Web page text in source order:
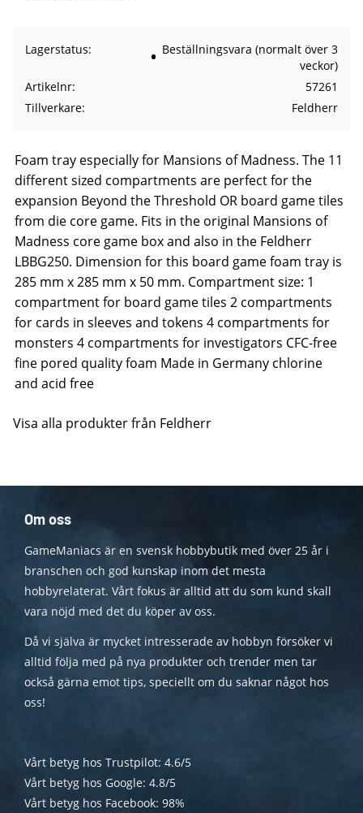
Lagerstatus
Beställningsvara (normalt över 3
veckor)
Artikelnr
57261
Tillverkare
Feldherr
Foam tray especially for Mansions of Madness. The 11
different sized compartments are perfect for the
expansion Beyond the Threshold OR board game tiles
from die core game. Fits in the original Mansions of
Madness core game box and also in the Feldherr
LBBG250. Dimension for this board game foam tray is
285 mm x 285 mm x 50 mm. Compartment size: 1
compartment for board game tiles 2 compartments
for cards in sleeves and tokens 4 compartments for
monsters 4 compartments for investigators CFC-free
fine pored quality foam Made in Germany chlorine
and acid free
Visa alla produkter från Feldherr
Om oss
GameManiacs är en svensk hobbybutik med över 25 år i
branschen och god kunskap inom det mesta
hobbyrelaterat. Vårt fokus är alltid att du som kund skall
vara nöjd med det du köper av oss.
Då vi själva är mycket intresserade av hobbyn försöker vi
alltid följa med på nya produkter och trender men tar
också gärna emot tips, speciellt om du saknar något hos
oss!
Vårt betyg hos Trustpilot: 4.6/5
Vårt betyg hos Google: 4.8/5
Vårt betyg hos Facebook: 98%